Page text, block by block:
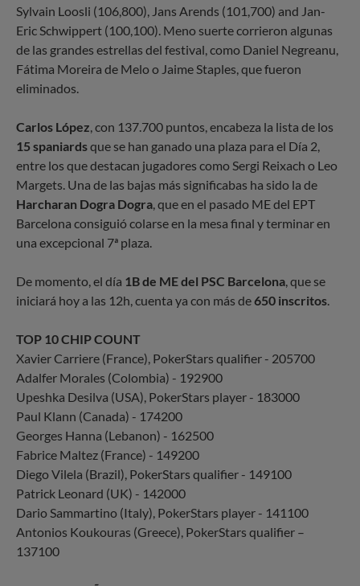
Sylvain Loosli (106,800), Jans Arends (101,700) and Jan-
Eric Schwippert (100,100). Meno suerte corrieron algunas
de las grandes estrellas del festival, como Daniel Negreanu,
Fátima Moreira de Melo o Jaime Staples, que fueron
eliminados.
Carlos López , con 137.700 puntos, encabeza la lista de los
15 spaniardsque se han ganado una plaza para el Día 2,
entre los que destacan jugadores como Sergi Reixach o Leo
Margets. Una de las bajas más significabas ha sido la de
Harcharan Dogra Dogra , que en el pasado ME del EPT
Barcelona consiguió colarse en la mesa final y terminar en
una excepcional 7ª plaza.
De momento, el día 1B de ME del PSC Barcelona , que se
iniciará hoy a las 12h, cuenta ya con más de650 inscritos
TOP 10 CHIP COUNT
Xavier Carriere (France), PokerStars qualifier - 205700
Adalfer Morales (Colombia) - 192900
Upeshka Desilva (USA), PokerStars player - 183000
Paul Klann (Canada) - 174200
Georges Hanna (Lebanon) - 162500
Fabrice Maltez (France) - 149200
Diego Vilela (Brazil), PokerStars qualifier - 149100
Patrick Leonard (UK) - 142000
Dario Sammartino (Italy), PokerStars player - 141100
Antonios Koukouras (Greece), PokerStars qualifier –
137100